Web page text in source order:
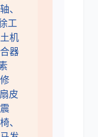
、
工
机
器
皮
、